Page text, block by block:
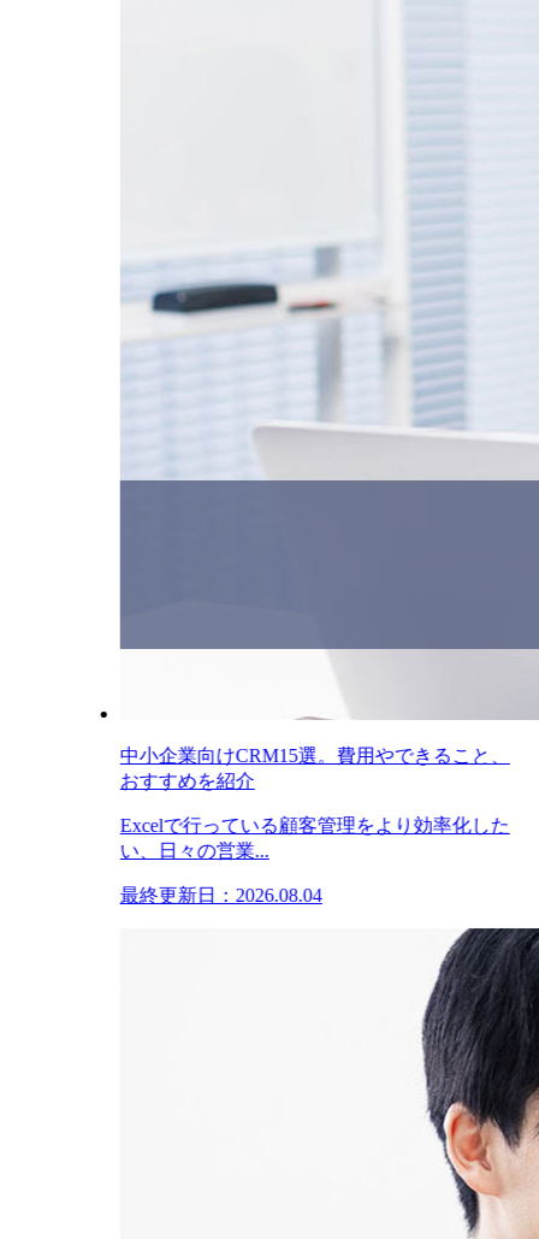
中小企業向けCRM15選。費用やできること、
おすすめを紹介
Excelで行っている顧客管理をより効率化した
い、日々の営業...
最終更新日：2026.08.04